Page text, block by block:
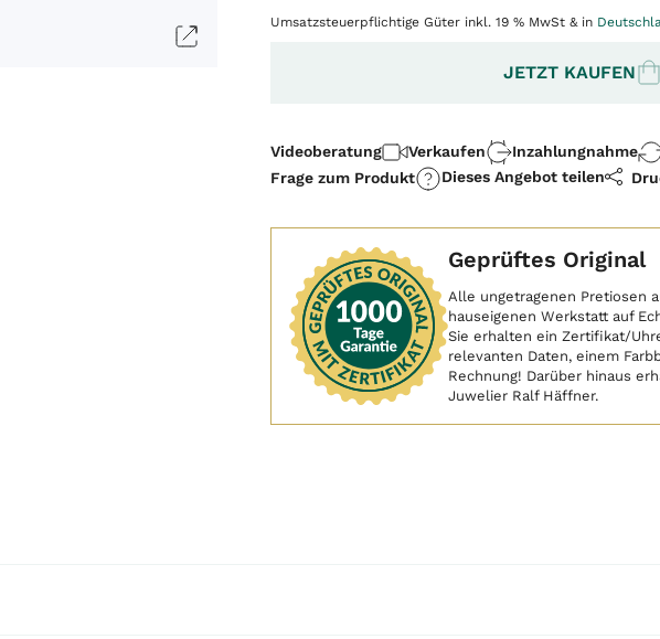
Umsatzsteuerpflichtige Güter inkl. 19 % MwSt & in
JETZT KAUFEN
Videoberatung Verkaufen Inzahlungnahme
Frage zum Produkt
Dieses Angebot teilen
Geprüftes Original
Alle ungetragenen Pretiosen
hauseigenen Werkstatt auf
Sie erhalten ein Zertifikat/
relevanten Daten, einem
Rechnung! Darüber hinaus
Juwelier Ralf Häffner.